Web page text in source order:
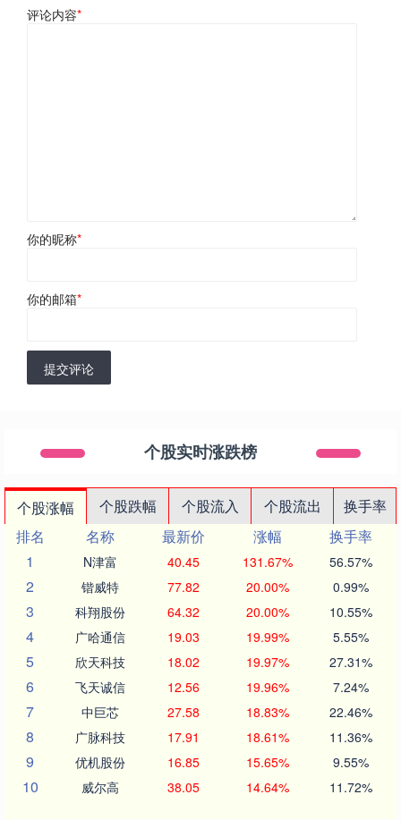
评论内容*
你的昵称*
你的邮箱*
提交评论
个股实时涨跌榜
个股涨幅 个股跌幅 个股流入 个股流出
换手率
排名
名称 最新价 涨幅
换手率
1
N津富 40.45 131.67% 56.57%
2 锴威特 77.82 20.00% 0.99%
3 科翔股份 64.32 20.00% 10.55%
4 广哈通信 19.03 19.99% 5.55%
5 欣天科技 18.02 19.97% 27.31%
6 飞天诚信 12.56 19.96% 7.24%
7 中巨芯 27.58 18.83% 22.46%
8 广脉科技 17.91 18.61% 11.36%
9 优机股份 16.85 15.65% 9.55%
10 威尔高 38.05 14.64% 11.72%